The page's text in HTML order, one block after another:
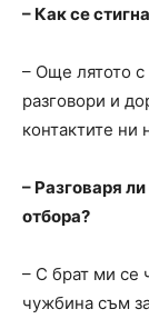
– Как се
– Още лятото
разговори и
контактите ни
– Разговаря
отбора?
– С брат ми се
чужбина съм